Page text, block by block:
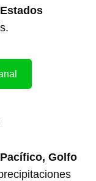
Estados
Pacífico, Golfo